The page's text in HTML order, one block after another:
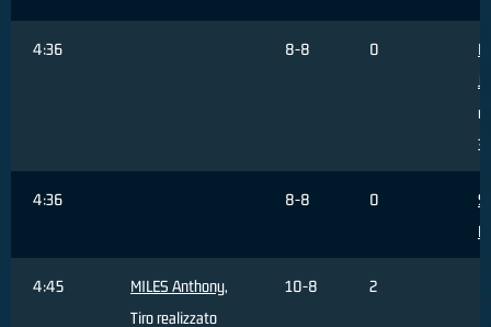
4:36 8-8 0
3
4:36 8-8 0
4:45 MILES Anthony,
Tiro realizzato
10-8 2